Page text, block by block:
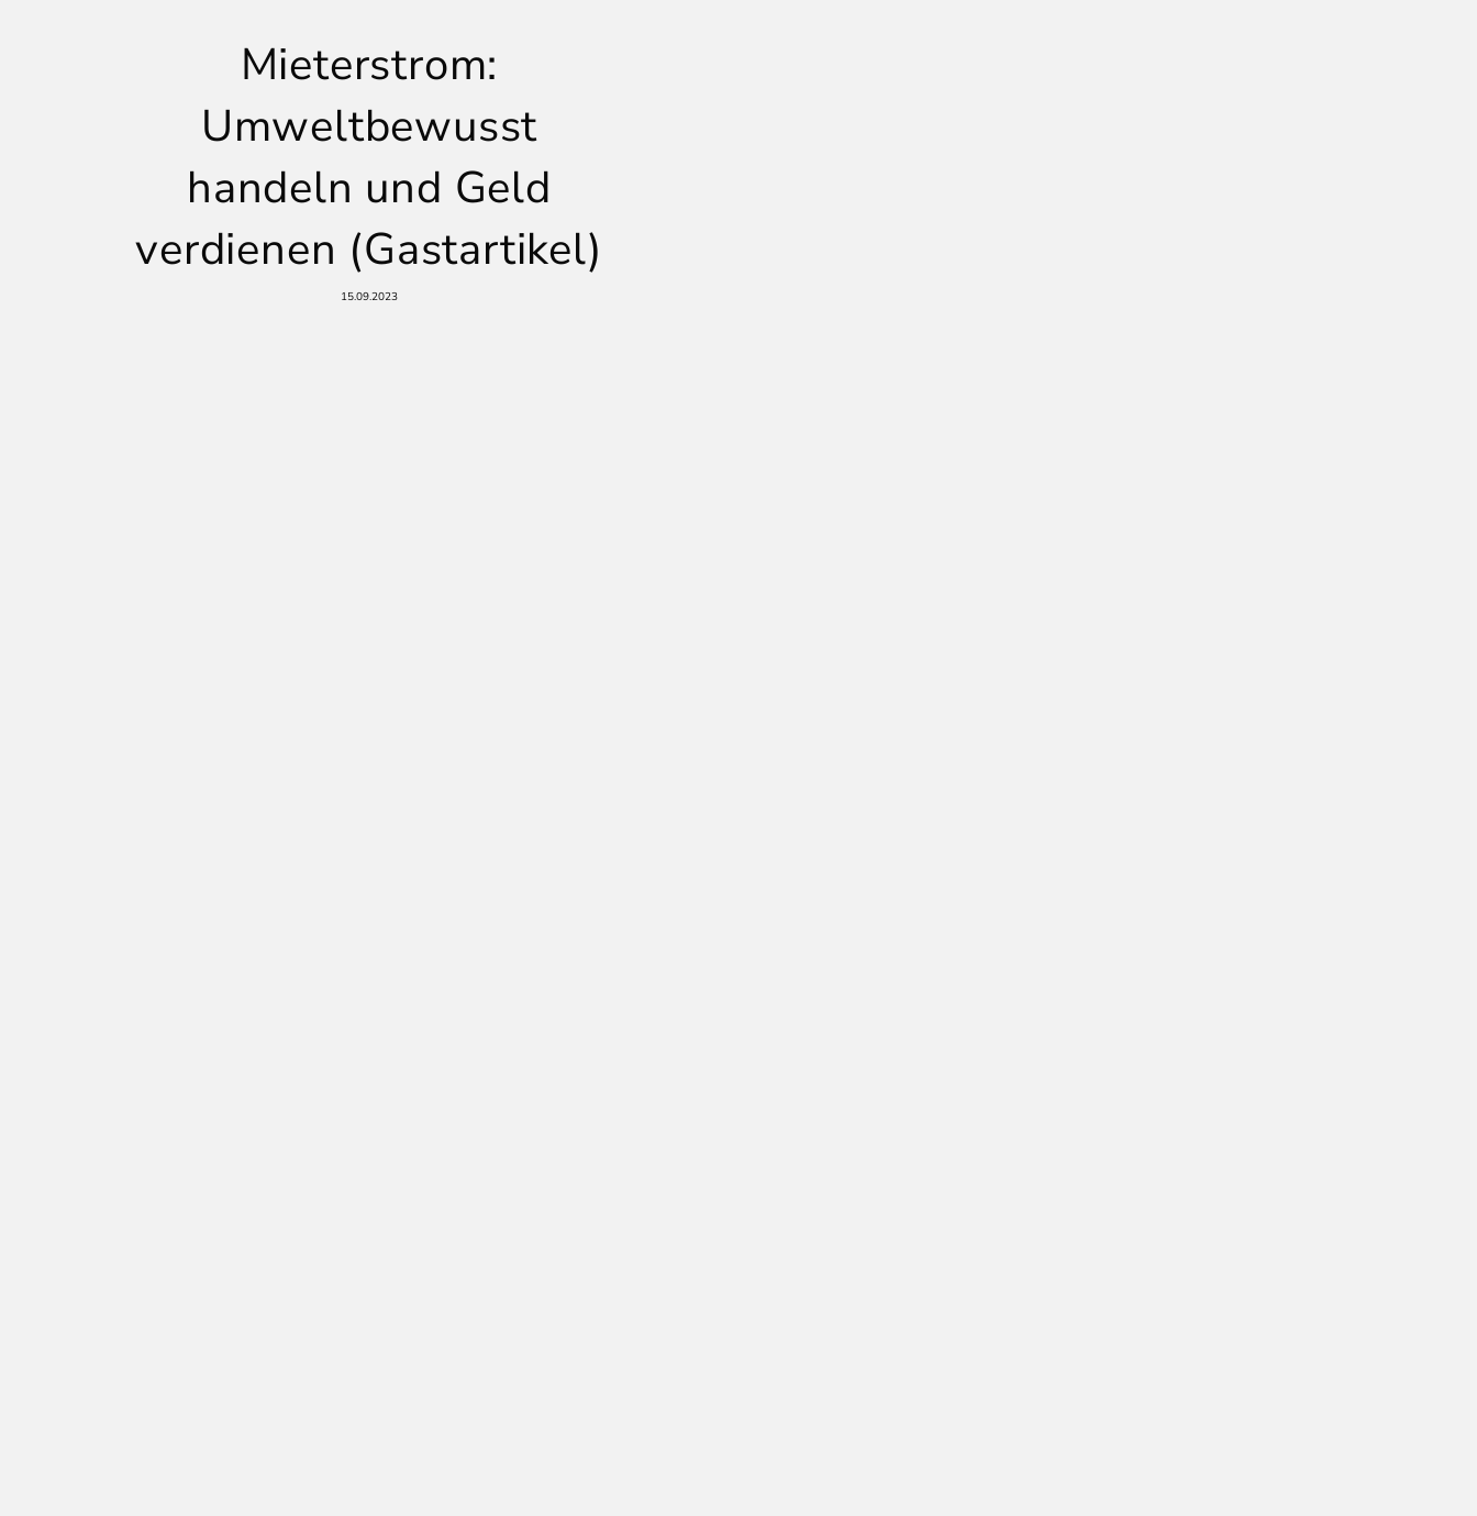
Mieterstrom:
Umweltbewusst
handeln und Geld
verdienen (Gastartikel)
15.09.2023